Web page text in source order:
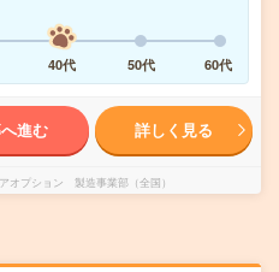
40代 50代 60代
進む 詳しく見る
オプション 製造事業部（全国）